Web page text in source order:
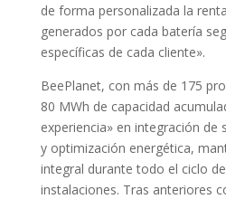
de forma personalizada la
generados por cada batería
específicas de cada cliente».
BeePlanet, con más de 175
80 MWh de capacidad
experiencia» en integración de
y optimización energética,
integral durante todo el ciclo
instalaciones. Tras anteriores